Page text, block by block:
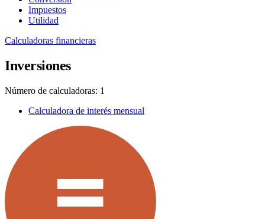
Impuestos
Utilidad
Calculadoras financieras
Inversiones
Número de calculadoras: 1
Calculadora de interés mensual